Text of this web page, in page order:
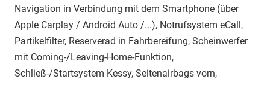
Navigation in Verbindung mit dem Smartphone (über
Apple Carplay / Android Auto /...), Notrufsystem eCall,
Partikelfilter, Reserverad in Fahrbereifung, Scheinwerfer
mit Coming-/Leaving-Home-Funktion,
Schließ-/Startsystem Kessy, Seitenairbags vorn,